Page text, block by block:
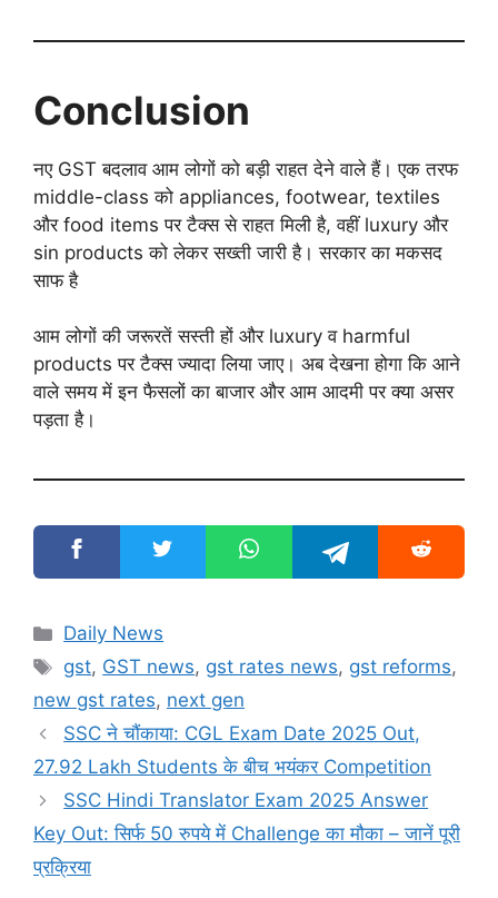
Conclusion
नए GST बदलाव आम लोगों को बड़ी राहत देने वाले हैं। एक तरफ
middle-class को appliances, footwear, textiles
और food items पर टैक्स से राहत मिली है, वहीं luxury और
sin products को लेकर सख्ती जारी है। सरकार का मकसद
साफ है
आम लोगों की जरूरतें सस्ती हों और luxury व harmful
products पर टैक्स ज्यादा लिया जाए। अब देखना होगा कि आने
वाले समय में इन फैसलों का बाजार और आम आदमी पर क्या असर
पड़ता है।
Categories
Daily News
Tags
gst, GST news, gst rates news, gst reforms,
new gst rates, next gen
SSC ने चौंकाया: CGL Exam Date 2025 Out,
27.92 Lakh Students के बीच भयंकर Competition
SSC Hindi Translator Exam 2025 Answer
Key Out: सिर्फ 50 रुपये में Challenge का मौका – जानें पूरी
प्रक्रिया